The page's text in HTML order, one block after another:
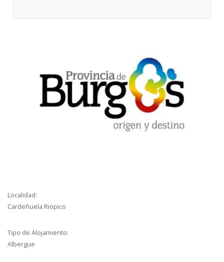
Localidad:
Cardeñuela Riopico
Tipo de Alojamiento:
Albergue